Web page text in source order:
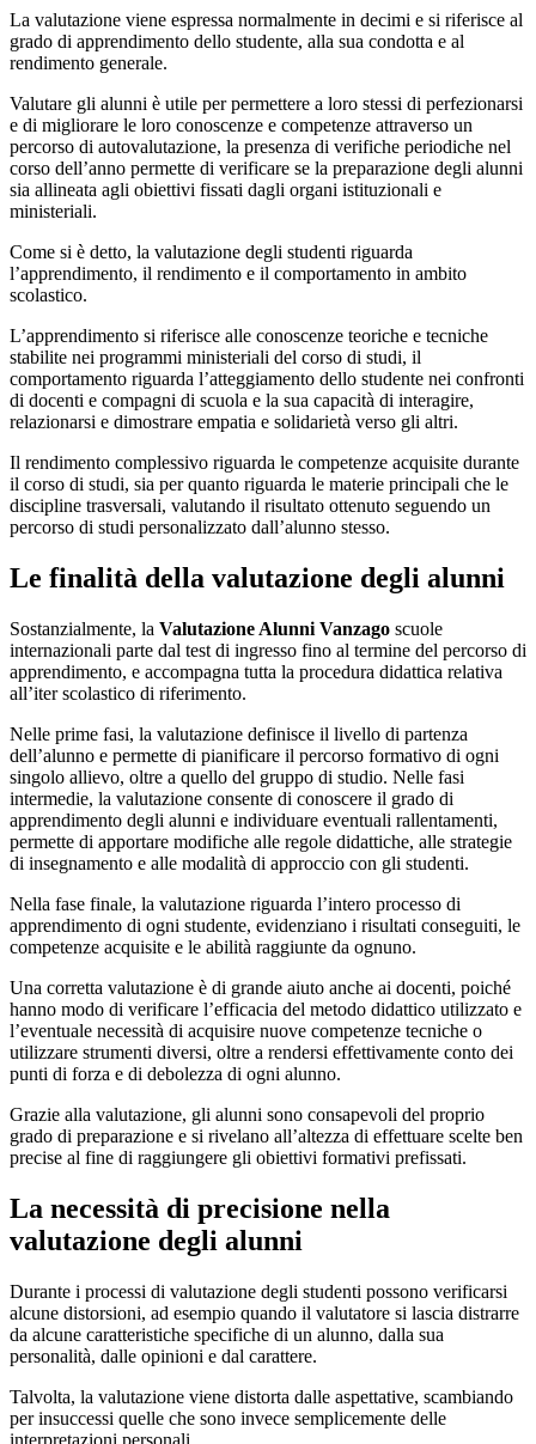
La valutazione viene espressa normalmente in decimi e si riferisce al
grado di apprendimento dello studente, alla sua condotta e al
rendimento generale.
Valutare gli alunni è utile per permettere a loro stessi di perfezionarsi
e di migliorare le loro conoscenze e competenze attraverso un
percorso di autovalutazione, la presenza di verifiche periodiche nel
corso dell’anno permette di verificare se la preparazione degli alunni
sia allineata agli obiettivi fissati dagli organi istituzionali e
ministeriali.
Come si è detto, la valutazione degli studenti riguarda
l’apprendimento, il rendimento e il comportamento in ambito
scolastico.
L’apprendimento si riferisce alle conoscenze teoriche e tecniche
stabilite nei programmi ministeriali del corso di studi, il
comportamento riguarda l’atteggiamento dello studente nei confronti
di docenti e compagni di scuola e la sua capacità di interagire,
relazionarsi e dimostrare empatia e solidarietà verso gli altri.
Il rendimento complessivo riguarda le competenze acquisite durante
il corso di studi, sia per quanto riguarda le materie principali che le
discipline trasversali, valutando il risultato ottenuto seguendo un
percorso di studi personalizzato dall’alunno stesso.
Le finalità della valutazione degli alunni
Sostanzialmente, la Valutazione Alunni Vanzago scuole
internazionali parte dal test di ingresso fino al termine del percorso di
apprendimento, e accompagna tutta la procedura didattica relativa
all’iter scolastico di riferimento.
Nelle prime fasi, la valutazione definisce il livello di partenza
dell’alunno e permette di pianificare il percorso formativo di ogni
singolo allievo, oltre a quello del gruppo di studio. Nelle fasi
intermedie, la valutazione consente di conoscere il grado di
apprendimento degli alunni e individuare eventuali rallentamenti,
permette di apportare modifiche alle regole didattiche, alle strategie
di insegnamento e alle modalità di approccio con gli studenti.
Nella fase finale, la valutazione riguarda l’intero processo di
apprendimento di ogni studente, evidenziano i risultati conseguiti, le
competenze acquisite e le abilità raggiunte da ognuno.
Una corretta valutazione è di grande aiuto anche ai docenti, poiché
hanno modo di verificare l’efficacia del metodo didattico utilizzato e
l’eventuale necessità di acquisire nuove competenze tecniche o
utilizzare strumenti diversi, oltre a rendersi effettivamente conto dei
punti di forza e di debolezza di ogni alunno.
Grazie alla valutazione, gli alunni sono consapevoli del proprio
grado di preparazione e si rivelano all’altezza di effettuare scelte ben
precise al fine di raggiungere gli obiettivi formativi prefissati.
La necessità di precisione nella
valutazione degli alunni
Durante i processi di valutazione degli studenti possono verificarsi
alcune distorsioni, ad esempio quando il valutatore si lascia distrarre
da alcune caratteristiche specifiche di un alunno, dalla sua
personalità, dalle opinioni e dal carattere.
Talvolta, la valutazione viene distorta dalle aspettative, scambiando
per insuccessi quelle che sono invece semplicemente delle
interpretazioni personali.